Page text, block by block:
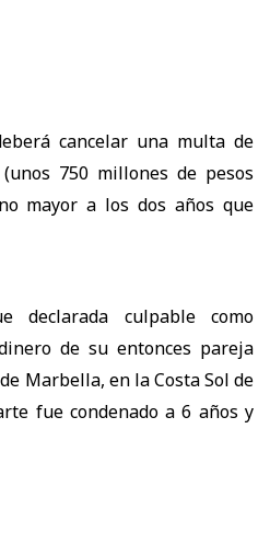
cancelar una multa de
750 millones de pesos
mayor a los dos años que
declarada culpable como
de su entonces pareja
Marbella, en la Costa Sol de
fue condenado a 6 años y